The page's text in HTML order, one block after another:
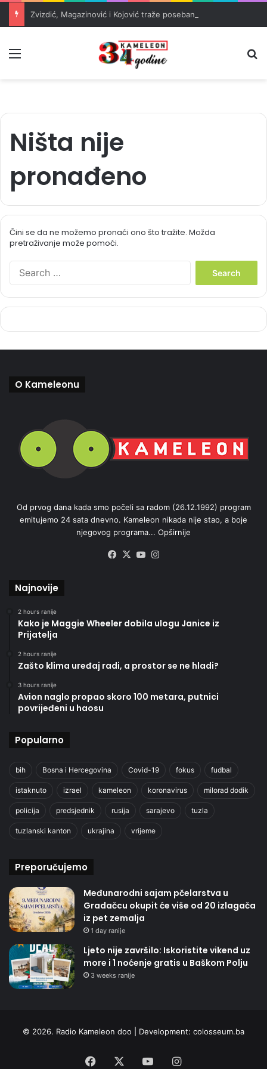
Ništa nije
pronađeno
Čini se da ne možemo pronaći ono što tražite. Možda
pretraživanje može pomoći.
h
O Kameleonu
Od prvog dana kada smo počeli sa radom (26.12.1992) program
emitujemo 24 sata dnevno. Kameleon nikada nije stao, a boje
njegovog programa... Opširnije
Facebook
X YouTube
Najnovije
2 hours ranije
Kako je Maggie Wheeler dobila ulogu Janice iz
Prijatelja
2 hours ranije
Zašto klima uređaj radi, a prostor se ne hladi?
3 hours ranije
Avion naglo propao skoro 100 metara, putnici
povrijeđeni u haosu
Popularno
bih Bosna i Hercegovina Covid-19 fokus fudbal
istaknuto izrael kameleon koronavirus milorad dodik
policija predsjednik rusija sarajevo tuzla
tuzlanski kanton ukrajina vrijeme
Preporučujemo
Međunarodni sajam pčelarstva u
Gradačcu okupit će više od 20 izlagača
iz pet zemalja
1 day ranije
Ljeto nije završilo: Iskoristite vikend uz
more i 1 noćenje gratis u Baškom Polju
3 weeks ranije
© 2026. Radio Kameleon doo | Development: colosseum.ba
Facebook YouTubeInstagram